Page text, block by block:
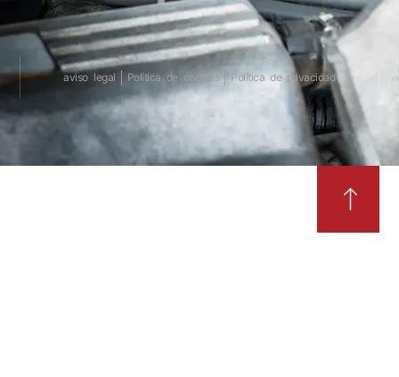
aviso legal Política de cookies Política de privacidad